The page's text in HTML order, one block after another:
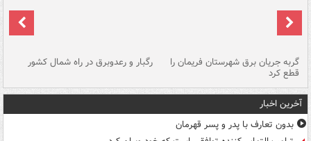
گربه جریان برق شهرستان فریمان را
قطع کرد
رگبار و رعدوبرق در راه شمال کشور
آخرین اخبار
بدون تعارف با پدر و پسر قهرمان